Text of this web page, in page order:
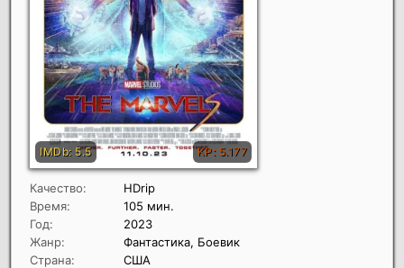
Качество:
HDrip
Время:
105 мин.
Год:
2023
Жанр:
Фантастика, Боевик
Страна:
США